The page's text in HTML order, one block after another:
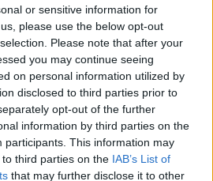
or sensitive information for
please use the below opt-out
Please note that after your
you may continue seeing
on personal information utilized by
disclosed to third parties prior to
opt-out of the further
information by third parties on the
participants. This information may
third parties on the IAB’s List of
that may further disclose it to other